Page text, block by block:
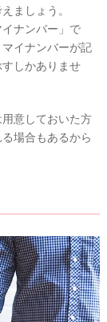
ましょう。
ナンバー」で
イナンバーが記
しかありませ
意しておいた方
場合もあるから